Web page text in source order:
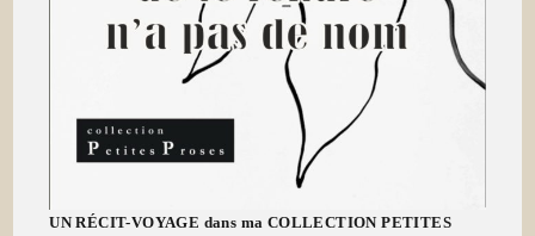
UN RÉCIT-VOYAGE dans ma COLLECTION PETITES